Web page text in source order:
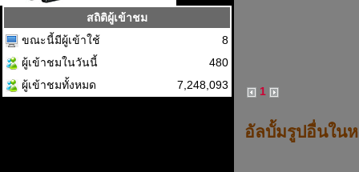
สถิติผู้เข้าชม
ขณะนี้มีผู้เข้าใช้
8
ผู้เข้าชมในวันนี้
480
ผู้เข้าชมทั้งหมด
7,248,093 1
อัลบั้มรูปอื่นใน